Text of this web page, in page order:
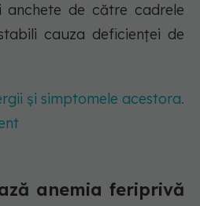
de către cadrele
cauza deficienței de
și simptomele acestora.
anemia feriprivă